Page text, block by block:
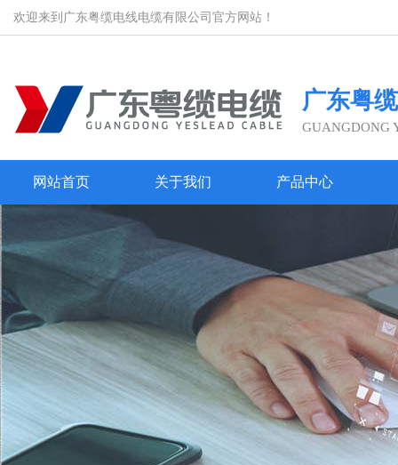
欢迎来到广东粤缆电线电缆有限公司官方网站！
广东粤
GUANGDONG
网站首页 关于我们 产品中心